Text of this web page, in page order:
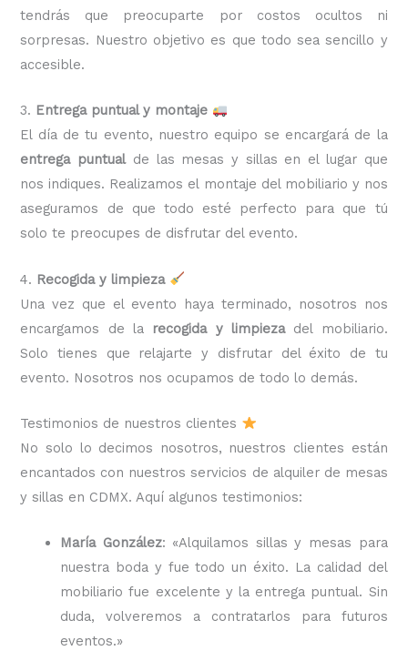
tendrás que preocuparte por costos ocultos ni
sorpresas. Nuestro objetivo es que todo sea sencillo y
accesible.
3. Entrega puntual y montaje
El día de tu evento, nuestro equipo se encargará de la
entrega puntualde las mesas y sillas en el lugar que
nos indiques. Realizamos el montaje del mobiliario y nos
aseguramos de que todo esté perfecto para que tú
solo te preocupes de disfrutar del evento.
4. Recogida y limpieza
Una vez que el evento haya terminado, nosotros nos
encargamos de la recogida y limpiezadel mobiliario.
Solo tienes que relajarte y disfrutar del éxito de tu
evento. Nosotros nos ocupamos de todo lo demás.
Testimonios de nuestros clientes
No solo lo decimos nosotros, nuestros clientes están
encantados con nuestros servicios de alquiler de mesas
y sillas en CDMX. Aquí algunos testimonios:
María González: «Alquilamos sillas y mesas para
nuestra boda y fue todo un éxito. La calidad del
mobiliario fue excelente y la entrega puntual. Sin
duda, volveremos a contratarlos para futuros
eventos.»